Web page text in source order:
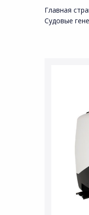
Главная
Судовые